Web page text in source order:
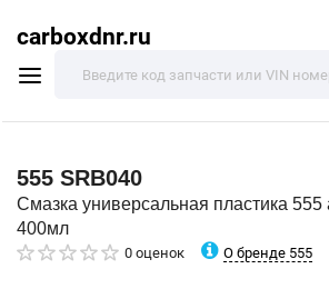
carboxdnr.ru
555 SRB040
Смазка универсальная пластика
400мл
0 оценок О бренде 555